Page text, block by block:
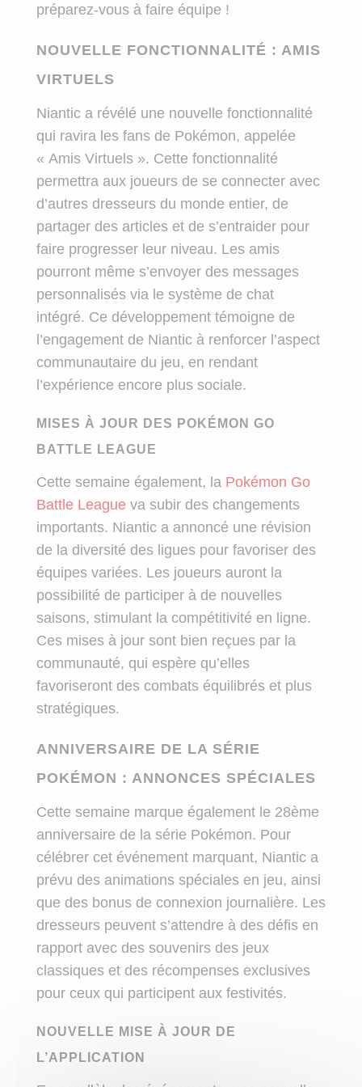
préparez-vous à faire équipe !
NOUVELLE FONCTIONNALITÉ : AMIS
VIRTUELS
Niantic a révélé une nouvelle fonctionnalité
qui ravira les fans de Pokémon, appelée
« Amis Virtuels ». Cette fonctionnalité
permettra aux joueurs de se connecter avec
d’autres dresseurs du monde entier, de
partager des articles et de s’entraider pour
faire progresser leur niveau. Les amis
pourront même s’envoyer des messages
personnalisés via le système de chat
intégré. Ce développement témoigne de
l’engagement de Niantic à renforcer l’aspect
communautaire du jeu, en rendant
l’expérience encore plus sociale.
MISES À JOUR DES POKÉMON GO
BATTLE LEAGUE
Cette semaine également, la Pokémon Go
Battle League va subir des changements
importants. Niantic a annoncé une révision
de la diversité des ligues pour favoriser des
équipes variées. Les joueurs auront la
possibilité de participer à de nouvelles
saisons, stimulant la compétitivité en ligne.
Ces mises à jour sont bien reçues par la
communauté, qui espère qu’elles
favoriseront des combats équilibrés et plus
stratégiques.
ANNIVERSAIRE DE LA SÉRIE
POKÉMON : ANNONCES SPÉCIALES
Cette semaine marque également le 28ème
anniversaire de la série Pokémon. Pour
célébrer cet événement marquant, Niantic a
prévu des animations spéciales en jeu, ainsi
que des bonus de connexion journalière. Les
dresseurs peuvent s’attendre à des défis en
rapport avec des souvenirs des jeux
classiques et des récompenses exclusives
pour ceux qui participent aux festivités.
NOUVELLE MISE À JOUR DE
L’APPLICATION